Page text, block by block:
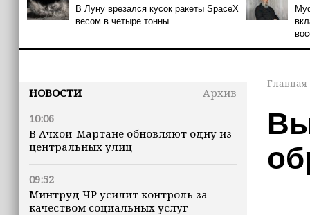
В Луну врезался кусок ракеты SpaceX
весом в четыре тонны
НОВОСТИ
Архив
10:06
В Ачхой-Мартане обновляют одну из
центральных улиц
09:52
Минтруд ЧР усилит контроль за
качеством социальных услуг
Главная